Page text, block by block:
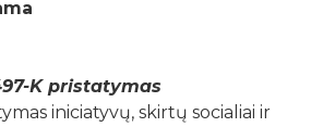
K pristatymas
iniciatyvų, skirtų socialiai ir